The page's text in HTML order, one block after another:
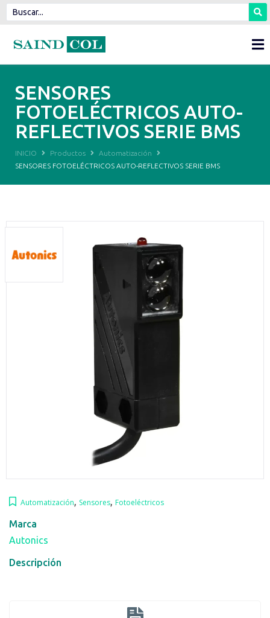
SENSORES
FOTOELÉCTRICOS AUTO-
REFLECTIVOS SERIE BMS
INICIO Productos
Automatización
SENSORES FOTOELÉCTRICOS AUTO-REFLECTIVOS SERIE BMS
Automatización, Sensores, Fotoeléctricos
Marca
Autonics
Descripción